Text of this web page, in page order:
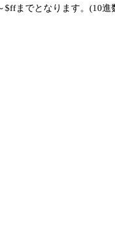
$ffまでとなります。(10